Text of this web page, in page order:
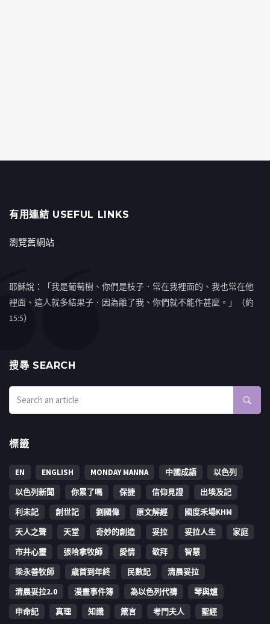
有用連結 USEFUL LINKS
瀏覽舊網站
耶穌說：「我是葡萄樹、你們是枝子．常在我裡面的、我也常在他
裡面、這人就多結果子．因為離了我、你們就不能作甚麼。」（約
15:5）
搜㝷 SEARCH
標籤
EN ENGLISH MONDAY MANNA 中國成語
以色列
以色列新聞
你累了嗎 保捷 信仰見證
出埃及記
利未記
創世記 劉國偉 原文解經
國度禾場KHM
天人之聲
天堂 奇妙的創造 妥拉 妥拉人生
家庭
市井心靈
張哈拿牧師 愛情 敬拜
智慧
梁永善牧師
歳首到年終 民數記
清晨妥拉
清晨妥拉2.0
漫畫事件簿 為以色列代禱
琴與爐
申命記
真理 知識 箴言 考門夫人 聖經